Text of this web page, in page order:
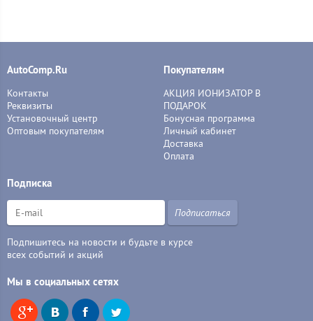
AutoComp.Ru
Контакты
Реквизиты
Установочный центр
Оптовым покупателям
Покупателям
АКЦИЯ ИОНИЗАТОР В
ПОДАРОК
Бонусная программа
Личный кабинет
Доставка
Оплата
Подписка
Подписаться
Подпишитесь на новости и будьте в курсе
всех событий и акций
Мы в социальных сетях